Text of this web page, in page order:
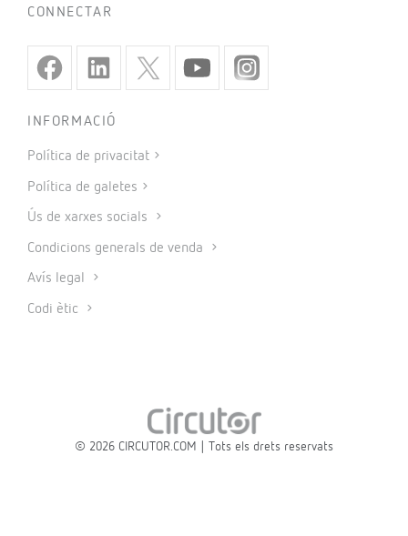
CONNECTAR
INFORMACIÓ
Política de privacitat
Política de galetes
Ús de xarxes socials
Condicions generals de venda
Avís legal
Codi ètic
© 2026 CIRCUTOR.COM | Tots els drets reservats